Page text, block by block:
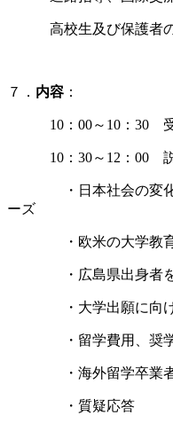
高校生及び保護者の
７． 内容 ：
10：00～10：30
10：30～12：00
・日本社会の変化と
ーズ
・欧米の大学教育
・広島県出身者を含
・大学出願に向けた
・留学費用、奨学
・海外留学卒業者
・質疑応答